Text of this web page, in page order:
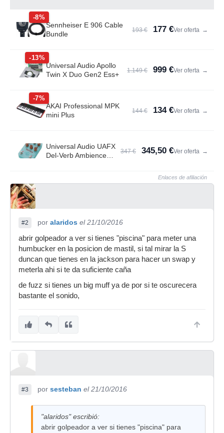
-8%
Sennheiser E 906 Cable
Bundle
193 € 177 €Ver oferta →
-13%
Universal Audio Apollo
Twin X Duo Gen2 Ess+
1.149 € 999 €Ver oferta →
-7%
AKAI Professional MPK
mini Plus
144 € 134 €Ver oferta →
Universal Audio UAFX
Del-Verb Ambience
347 € 345,50 €Ver oferta →
Enlaces de afiliación
#2 por alaridos el 21/10/2016
abrir golpeador a ver si tienes "piscina" para meter una
humbucker en la posicion de mastil, si tal mirar la S
duncan que tienes en la jackson para hacer un swap y
meterla ahi si te da suficiente caña
de fuzz si tienes un big muff ya de por si te oscurecera
bastante el sonido,
#3 por sesteban el 21/10/2016
"alaridos" escribió:
abrir golpeador a ver si tienes "piscina" para